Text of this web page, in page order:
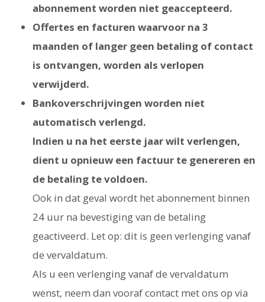
abonnement worden niet geaccepteerd.
Offertes en facturen waarvoor na 3
maanden of langer geen betaling of contact
is ontvangen, worden als verlopen
verwijderd.
Bankoverschrijvingen worden niet
automatisch verlengd.
Indien u na het eerste jaar wilt verlengen,
dient u opnieuw een factuur te genereren en
de betaling te voldoen.
Ook in dat geval wordt het abonnement binnen
24 uur na bevestiging van de betaling
geactiveerd. Let op: dit is geen verlenging vanaf
de vervaldatum.
Als u een verlenging vanaf de vervaldatum
wenst, neem dan vooraf contact met ons op via